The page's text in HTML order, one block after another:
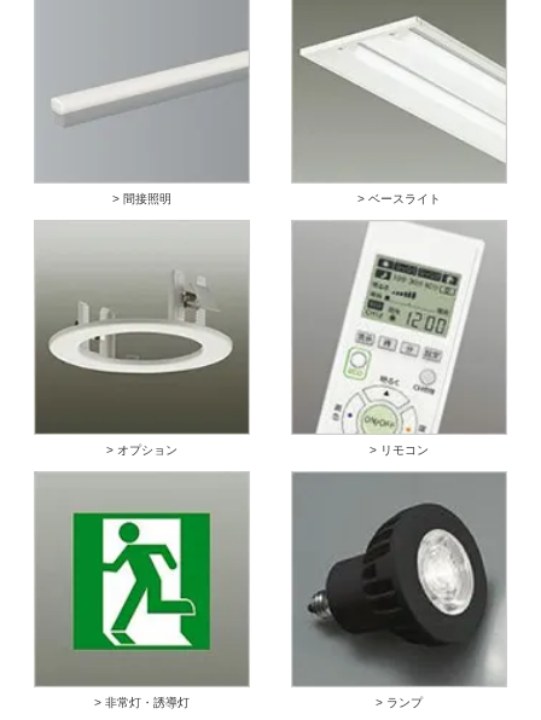
> 間接照明 > ベースライト
> オプション > リモコン
> 非常灯・誘導灯 > ランプ